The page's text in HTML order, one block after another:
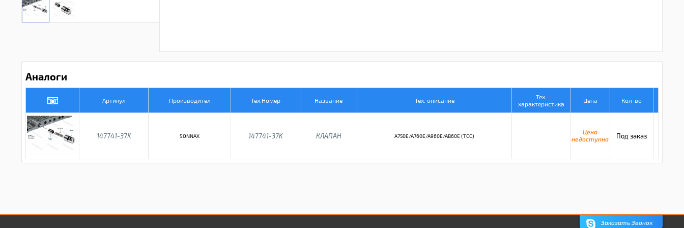
Аналоги
Артикул Производител Тех.Номер Название Тех. описание
Тех.
характеристика
Цена Кол-во
147741-37K SONNAX 147741-37K КЛАПАН A750E/A760E/A960E/AB60E (TCC)
Цена
недоступна
Под заказ
Заказать Звонок